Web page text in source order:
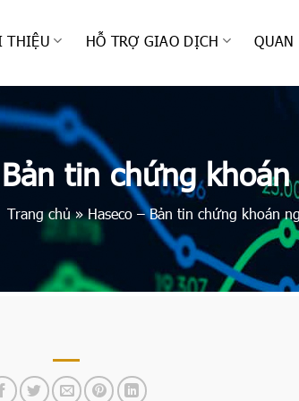
THIỆU HỖ TRỢ GIAO DỊCH QUAN
tin chứng
Trang chủ»Haseco – Bản tin chứng khoán